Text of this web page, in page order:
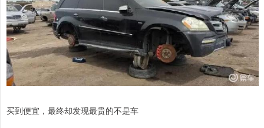
买到便宜，最终却发现最贵的不是车